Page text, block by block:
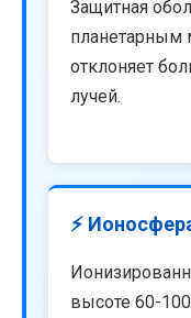
Защитная
планетарным
отклоняет
лучей.
⚡
высоте 60-